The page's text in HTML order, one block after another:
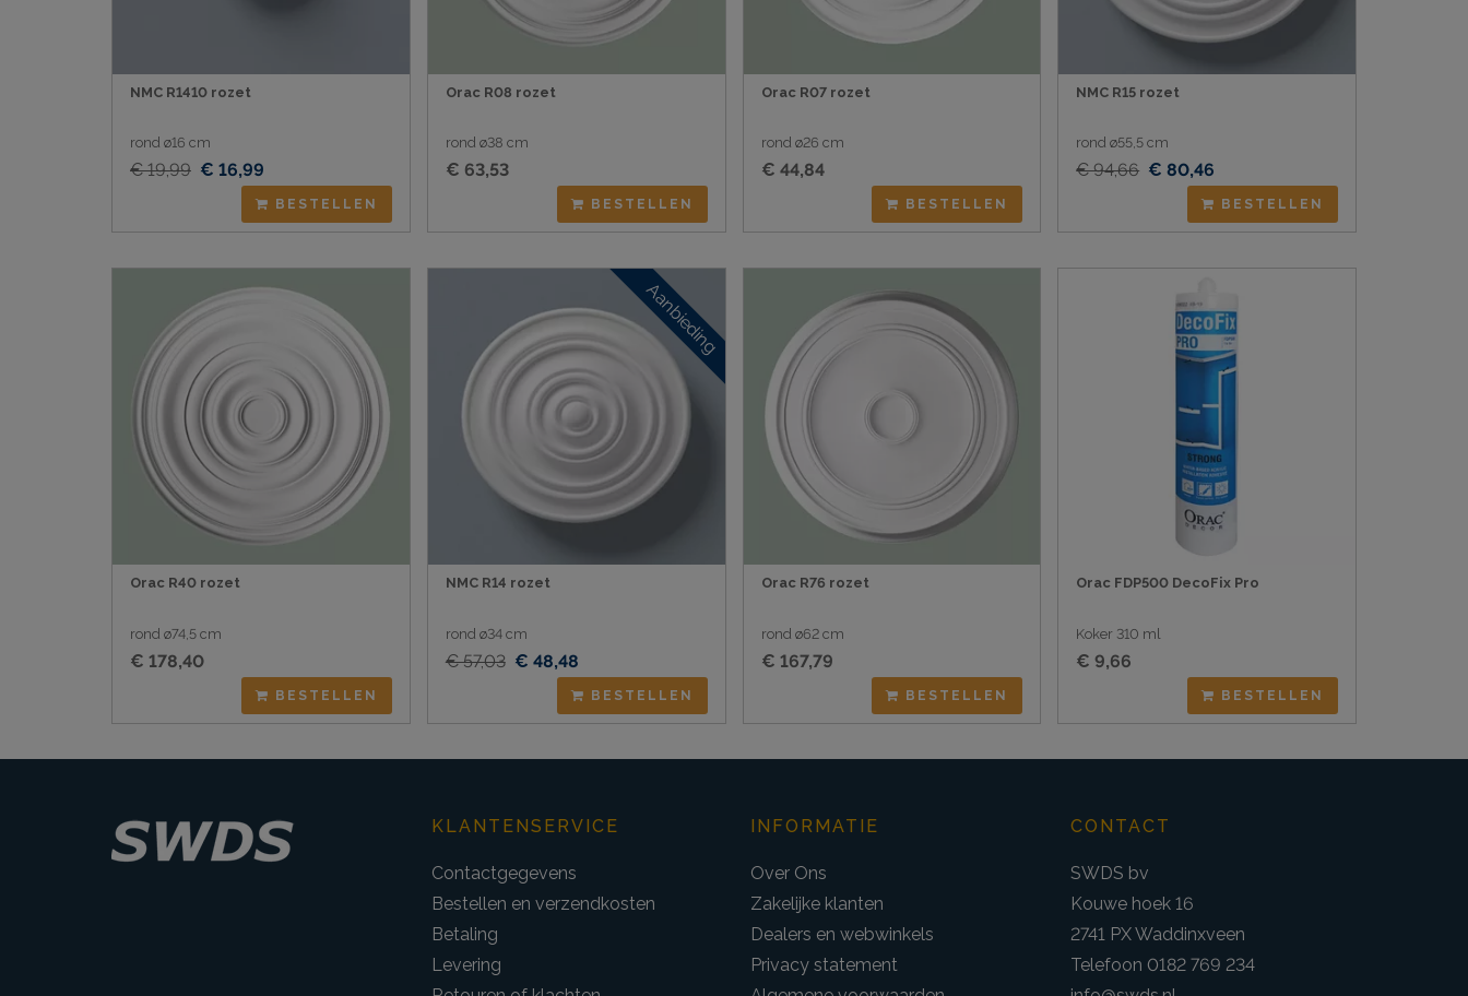
NMC R1410 rozet
rond ø16 cm
€ 19,99 € 16,99
BESTELLEN
Orac R08 rozet
rond ø38 cm
€ 63,53
BESTELLEN
Orac R07 rozet
rond ø26 cm
€ 44,84
BESTELLEN
NMC R15 rozet
rond ø55,5 cm
€ 94,66 € 80,46
BESTELLEN
Orac R40 rozet
rond ø74,5 cm
€ 178,40
BESTELLEN
Aanbieding
NMC R14 rozet
rond ø34 cm
€ 57,03 € 48,48
BESTELLEN
Orac R76 rozet
rond ø62 cm
€ 167,79
BESTELLEN
Orac FDP500 DecoFix Pro
Koker 310 ml
€ 9,66
BESTELLEN
KLANTENSERVICE
Contactgegevens
Bestellen en verzendkosten
Betaling
Levering
INFORMATIE
Over Ons
Zakelijke klanten
Dealers en webwinkels
Privacy statement
CONTACT
SWDS bv
Kouwe hoek 16
2741 PX Waddinxveen
Telefoon 0182 769 234